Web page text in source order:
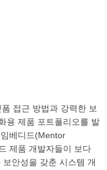
접근 방법과 강력한 보
용 제품 포트폴리오를 발
베디드(Mentor
제품 개발자들이 보다
안성을 갖춘 시스템 개